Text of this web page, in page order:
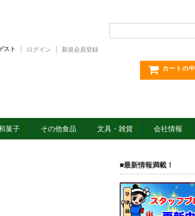
スト ログイン 新規会員登録
カートの中
菓子 その他食品 文具・雑貨 会社情報
■最新情報満載！